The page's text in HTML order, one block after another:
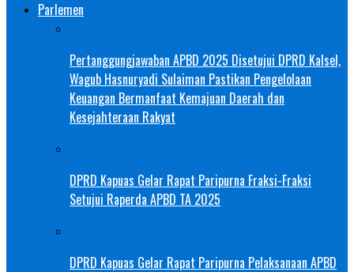
Parlemen
Pertanggungjawaban APBD 2025 Disetujui DPRD Kalsel,
Wagub Hasnuryadi Sulaiman Pastikan Pengelolaan
Keuangan Bermanfaat Kemajuan Daerah dan
Kesejahteraan Rakyat
DPRD Kapuas Gelar Rapat Paripurna Fraksi-Fraksi
Setujui Raperda APBD TA 2025
DPRD Kapuas Gelar Rapat Paripurna Pelaksanaan APBD